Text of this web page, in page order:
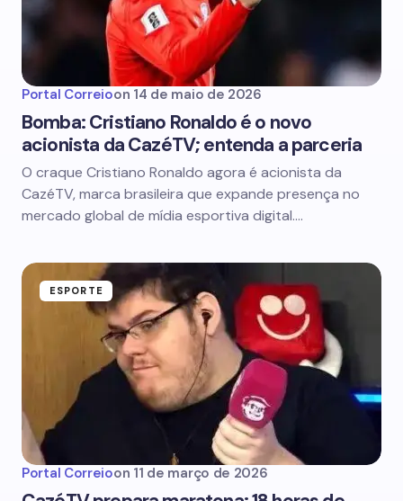
Portal Correioon 14 de maio de 2026
Bomba: Cristiano Ronaldo é o novo
acionista da CazéTV; entenda a parceria
O craque Cristiano Ronaldo agora é acionista da
CazéTV, marca brasileira que expande presença no
mercado global de mídia esportiva digital.…
ESPORTE
Portal Correioon 11 de março de 2026